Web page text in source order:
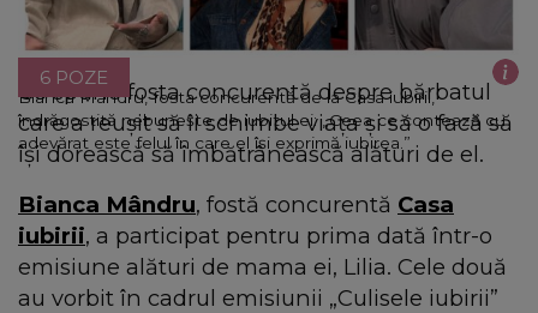
Bianca Mândru, fosta concurentă de la Casa iubirii,
îndrăgostită nebunește de iubitul ei: „Ceea ce contează cu
adevărat este felul în care el își exprimă iubirea.”
6 POZE
Ce spune fosta concurentă despre bărbatul
care a reușit să îi schimbe viața și să o facă să
își dorească să îmbătrânească alături de el.
Bianca Mândru, fostă concurentă Casa
iubirii, a participat pentru prima dată într-o
emisiune alături de mama ei, Lilia. Cele două
au vorbit în cadrul emisiunii „Culisele iubirii”